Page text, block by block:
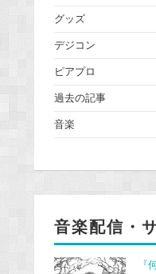
グッズ
デジコン
ピアプロ
過去の記事
音楽
音楽配信・
『